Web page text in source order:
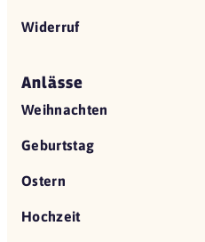
Widerruf
Anlässe
Weihnachten
Geburtstag
Ostern
Hochzeit